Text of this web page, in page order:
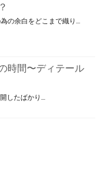
の余白をどこまで織り...
時間〜ディテール
したばかり...